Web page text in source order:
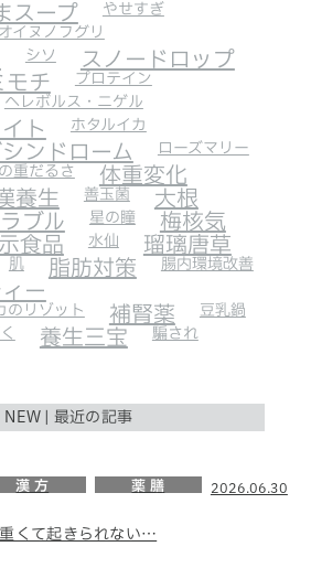
スープ やせすぎ
イヌノフグリ
シソ スノードロップ
モチ プロテイン
ヘレボルス・ニゲル
ト ホタルイカ
ンドローム ローズマリー
重だるさ 体重変化
養生 善玉菌 大根
ブル 星の瞳 梅核気
食品 水仙 瑠璃唐草
肌 脂肪対策 腸内環境改善
ー
のリゾット 補腎薬 豆乳鍋
養生三宝 騙され
| NEW | 最近の記事
漢 方 薬 膳 2026.06.30
くて起きられない…